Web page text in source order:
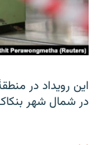
این رویداد در
در شمال شهر